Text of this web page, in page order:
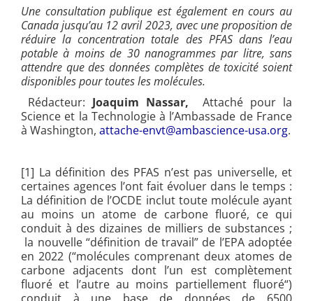
Une consultation publique est également en cours au
Canada jusqu’au 12 avril 2023, avec une proposition de
réduire la concentration totale des PFAS dans l’eau
potable à moins de 30 nanogrammes par litre, sans
attendre que des données complètes de toxicité soient
disponibles pour toutes les molécules.
Rédacteur: Joaquim Nassar, Attaché pour la
Science et la Technologie à l’Ambassade de France
à Washington, attache-envt@ambascience-usa.org.
[1] La définition des PFAS n’est pas universelle, et
certaines agences l’ont fait évoluer dans le temps :
La définition de l’OCDE inclut toute molécule ayant
au moins un atome de carbone fluoré, ce qui
conduit à des dizaines de milliers de substances ;
la nouvelle “définition de travail” de l’EPA adoptée
en 2022 (“molécules comprenant deux atomes de
carbone adjacents dont l’un est complètement
fluoré et l’autre au moins partiellement fluoré“)